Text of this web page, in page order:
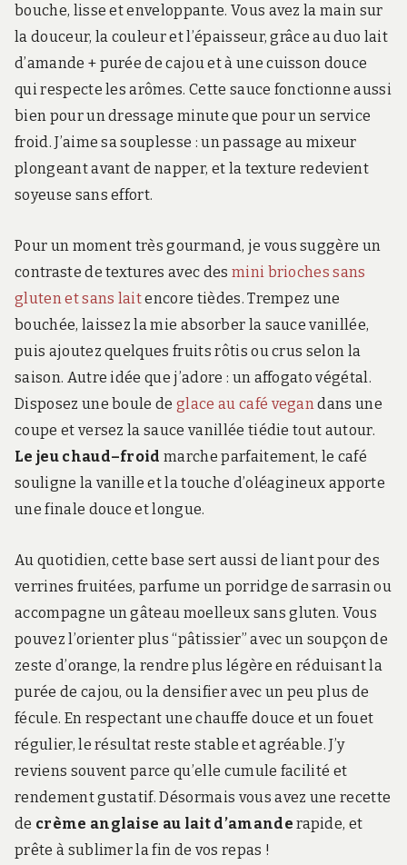
bouche, lisse et enveloppante. Vous avez la main sur
la douceur, la couleur et l’épaisseur, grâce au duo lait
d’amande + purée de cajou et à une cuisson douce
qui respecte les arômes. Cette sauce fonctionne aussi
bien pour un dressage minute que pour un service
froid. J’aime sa souplesse : un passage au mixeur
plongeant avant de napper, et la texture redevient
soyeuse sans effort.
Pour un moment très gourmand, je vous suggère un
contraste de textures avec des mini brioches sans
gluten et sans laitencore tièdes. Trempez une
bouchée, laissez la mie absorber la sauce vanillée,
puis ajoutez quelques fruits rôtis ou crus selon la
saison. Autre idée que j’adore : un affogato végétal.
Disposez une boule deglace au café vegandans une
coupe et versez la sauce vanillée tiédie tout autour.
Le jeu chaud–froid marche parfaitement, le café
souligne la vanille et la touche d’oléagineux apporte
une finale douce et longue.
Au quotidien, cette base sert aussi de liant pour des
verrines fruitées, parfume un porridge de sarrasin ou
accompagne un gâteau moelleux sans gluten. Vous
pouvez l’orienter plus “pâtissier” avec un soupçon de
zeste d’orange, la rendre plus légère en réduisant la
purée de cajou, ou la densifier avec un peu plus de
fécule. En respectant une chauffe douce et un fouet
régulier, le résultat reste stable et agréable. J’y
reviens souvent parce qu’elle cumule facilité et
rendement gustatif. Désormais vous avez une recette
de crème anglaise au lait d’amande rapide, et
prête à sublimer la fin de vos repas !